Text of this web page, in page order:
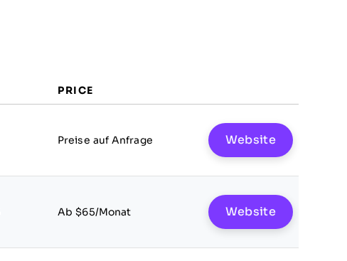
PRICE
Preise auf Anfrage Website
Ab $65/Monat Website